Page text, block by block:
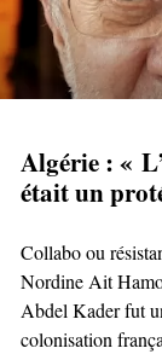
Algérie : «
était un
Collabo ou
Nordine Ait
Abdel Kader fut
colonisation